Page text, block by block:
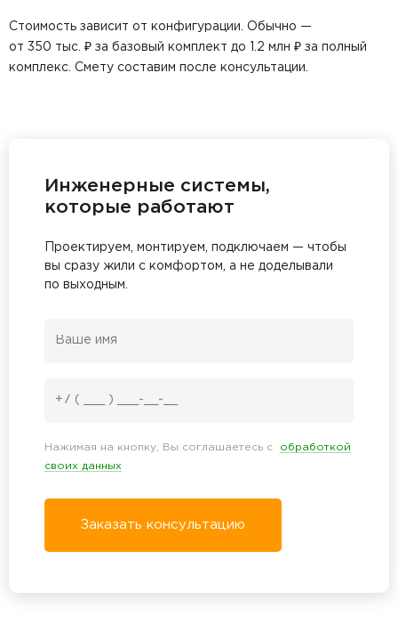
Стоимость зависит от конфигурации. Обычно —
от 350 тыс. ₽ за базовый комплект до 1.2 млн ₽ за полный
комплекс. Смету составим после консультации.
Инженерные системы,
которые работают
Проектируем, монтируем, подключаем — чтобы
вы сразу жили с комфортом, а не доделывали
по выходным.
Нажимая на кнопку, Вы соглашаетесь с обработкой
своих данных
Заказать консультацию